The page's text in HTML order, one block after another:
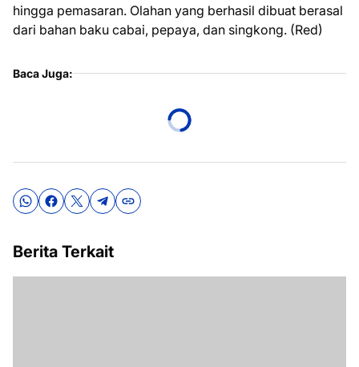
hingga pemasaran. Olahan yang berhasil dibuat berasal
dari bahan baku cabai, pepaya, dan singkong. (Red)
Baca Juga:
Berita Terkait